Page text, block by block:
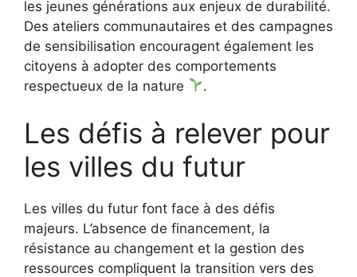
les jeunes générations aux enjeux de durabilité.
Des ateliers communautaires et des campagnes
de sensibilisation encouragent également les
citoyens à adopter des comportements
respectueux de la nature
.
Les défis à relever pour
les villes du futur
Les villes du futur font face à des défis
majeurs. L’absence de financement, la
résistance au changement et la gestion des
ressources compliquent la transition vers des